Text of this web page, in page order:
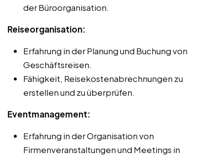
der Büroorganisation.
Reiseorganisation:
Erfahrung in der Planung und Buchung von
Geschäftsreisen.
Fähigkeit, Reisekostenabrechnungen zu
erstellen und zu überprüfen.
Eventmanagement:
Erfahrung in der Organisation von
Firmenveranstaltungen und Meetings in